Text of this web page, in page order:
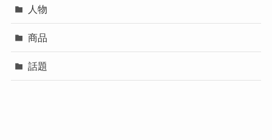
人物
商品
話題